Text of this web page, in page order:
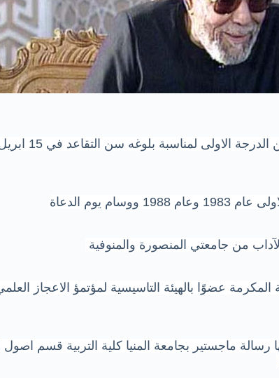
يوم الدعاة
من جامعتي المنصورة والمنوفية
عضوًا بالهيئة التاسيسية لمؤتمؤ الاعجاز
ماجستير بجامعة المنيا كلية التربية قسم اصول